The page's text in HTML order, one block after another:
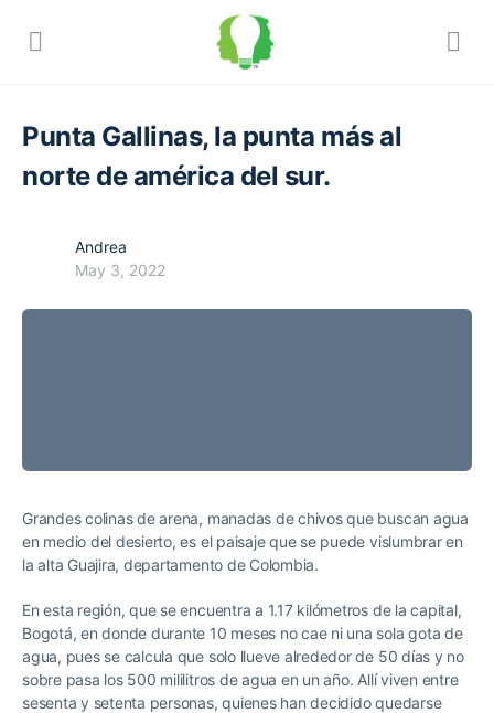
Punta Gallinas, la punta más al
norte de américa del sur.
Andrea
May 3, 2022
Grandes colinas de arena, manadas de chivos que buscan agua
en medio del desierto, es el paisaje que se puede vislumbrar en
la alta Guajira, departamento de Colombia.
En esta región, que se encuentra a 1.17 kilómetros de la capital,
Bogotá, en donde durante 10 meses no cae ni una sola gota de
agua, pues se calcula que solo llueve alrededor de 50 días y no
sobre pasa los 500 mililitros de agua en un año. Allí viven entre
sesenta y setenta personas, quienes han decidido quedarse